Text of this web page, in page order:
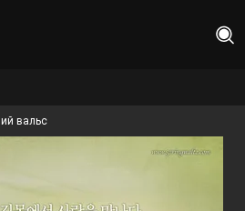
вальс